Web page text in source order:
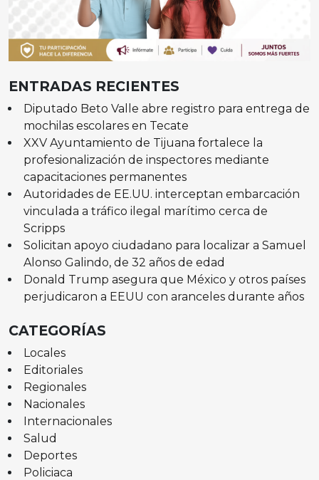
ENTRADAS RECIENTES
Diputado Beto Valle abre registro para entrega de
mochilas escolares en Tecate
XXV Ayuntamiento de Tijuana fortalece la
profesionalización de inspectores mediante
capacitaciones permanentes
Autoridades de EE.UU. interceptan embarcación
vinculada a tráfico ilegal marítimo cerca de
Scripps
Solicitan apoyo ciudadano para localizar a Samuel
Alonso Galindo, de 32 años de edad
Donald Trump asegura que México y otros países
perjudicaron a EEUU con aranceles durante años
CATEGORÍAS
Locales
Editoriales
Regionales
Nacionales
Internacionales
Salud
Deportes
Policiaca